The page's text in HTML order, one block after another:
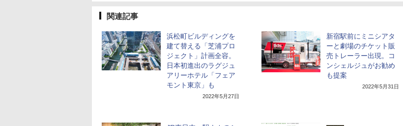
関連記事
浜松町ビルディングを
建て替える「芝浦プロ
ジェクト」計画全容。
日本初進出のラグジュ
アリーホテル「フェア
モント東京」も
2022年5月27日
新宿駅前にミニシアタ
ーと劇場のチケット販
売トレーラー出現。コ
ンシェルジュがお勧め
も提案
2022年5月31日